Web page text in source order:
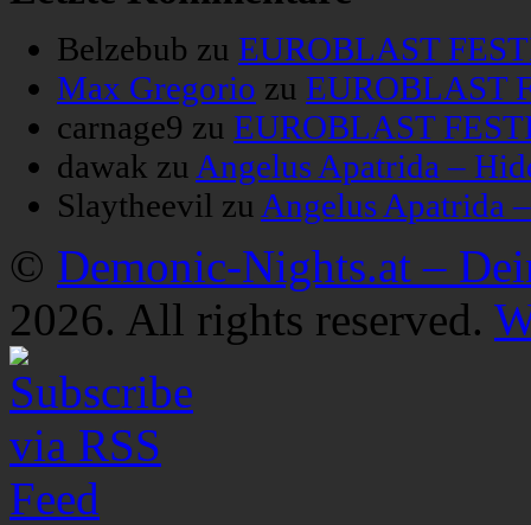
Belzebub zu EUROBLAST
Max Gregorio zu EUROBLAST
carnage9 zu EUROBLAST
dawak zu Angelus Apatrida –
Slaytheevil zu Angelus Apatrida
© Demonic-Nights.at –
2026. All rights reserved.